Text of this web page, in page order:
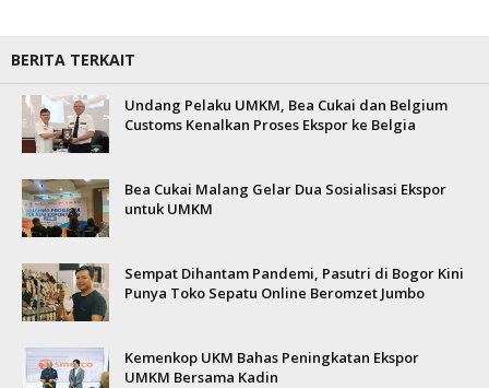
BERITA TERKAIT
Undang Pelaku UMKM, Bea Cukai dan Belgium
Customs Kenalkan Proses Ekspor ke Belgia
Bea Cukai Malang Gelar Dua Sosialisasi Ekspor
untuk UMKM
Sempat Dihantam Pandemi, Pasutri di Bogor Kini
Punya Toko Sepatu Online Beromzet Jumbo
Kemenkop UKM Bahas Peningkatan Ekspor
UMKM Bersama Kadin